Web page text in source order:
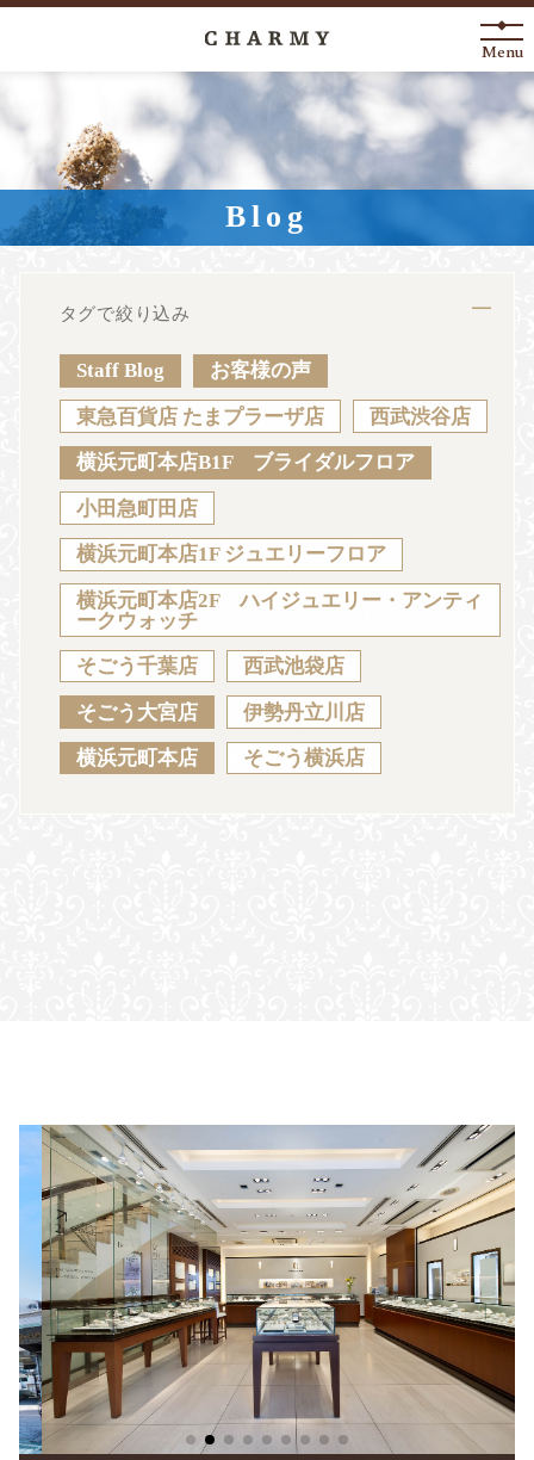
New Arrival
About
Engagement Ring
Anniversary
News Blog
Sustainability Voice Catalog
JA EN CH KO
Menu
Blog
タグで絞り込み
Staff Blog お客様の声
東急百貨店 たまプラーザ店 西武渋谷店
横浜元町本店B1F ブライダルフロア
小田急町田店
横浜元町本店1F ジュエリーフロア
横浜元町本店2F ハイジュエリー・アンティ
ークウォッチ
そごう千葉店 西武池袋店
そごう大宮店 伊勢丹立川店
横浜元町本店 そごう横浜店